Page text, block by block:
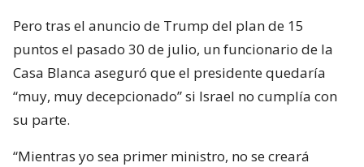
Pero tras el anuncio de Trump del plan de 15
puntos el pasado 30 de julio, un funcionario de la
Casa Blanca aseguró que el presidente quedaría
“muy, muy decepcionado” si Israel no cumplía con
su parte.
“Mientras yo sea primer ministro, no se creará